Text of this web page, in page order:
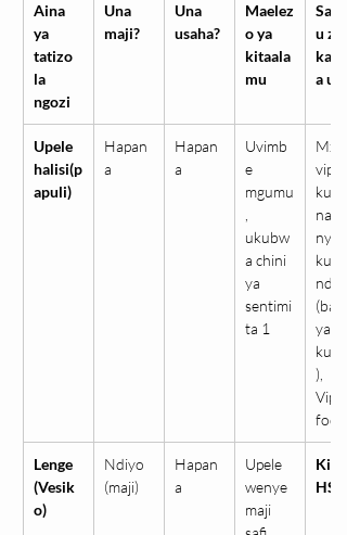
Aina
ya
tatizo
la
ngozi
Una
maji?
Una
usaha?
Maelez
o ya
kitaala
mu
Sabab
u za
a
Upele
halisi(p
apuli)
Hapan
a
Hapan
a
Uvimb
e
mgumu
ukubw
a chini
ya
sentimi
ta 1
Mzio,
vipele
na na
ndani
ya
),
fodisi
Lenge
(Vesik
o)
Ndiyo
(maji)
Hapan
a
Upele
wenye
maji
HSV